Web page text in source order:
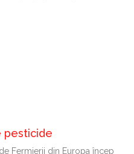
pesticide
Fermierii din Europa încep